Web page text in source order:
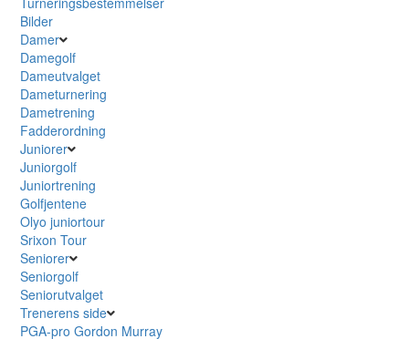
Bilder
Damer
Damegolf
Dameutvalget
Dameturnering
Dametrening
Fadderordning
Juniorer
Juniorgolf
Juniortrening
Golfjentene
Olyo juniortour
Srixon Tour
Seniorer
Seniorgolf
Seniorutvalget
Trenerens side
PGA-pro Gordon Murray